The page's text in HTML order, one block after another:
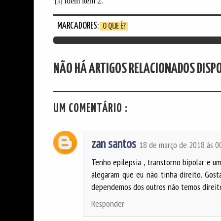
MARCADORES: O QUE É?
NÃO HÁ ARTIGOS RELACIONADOS
UM COMENTÁRIO :
zan santos 18 de março de 2018 às
Tenho epilepsia , transtorno bipolar e
alegaram que eu não tinha direito.
dependemos dos outros não temos
Responder